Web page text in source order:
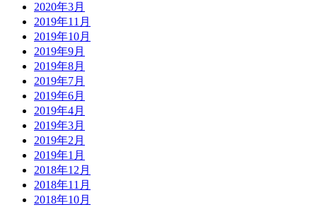
2020年3月
2019年11月
2019年10月
2019年9月
2019年8月
2019年7月
2019年6月
2019年4月
2019年3月
2019年2月
2019年1月
2018年12月
2018年11月
2018年10月